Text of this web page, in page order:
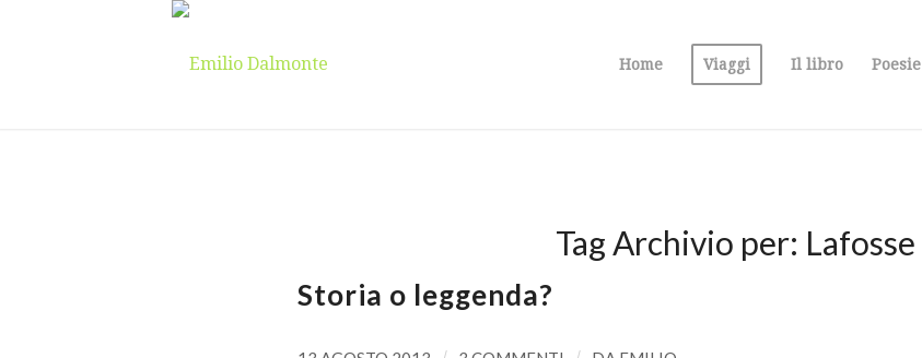
Home Viaggi Il libro Poesie
Tag Archivio per: Lafosse
Storia o leggenda?